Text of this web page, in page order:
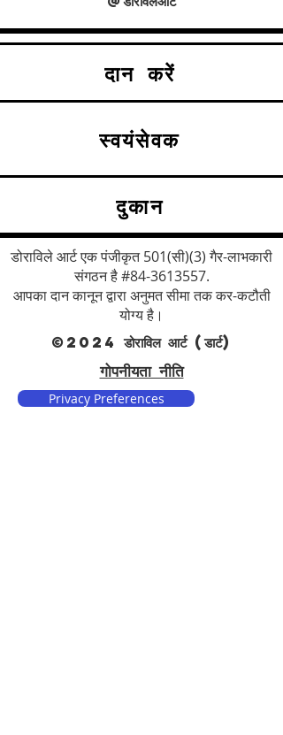
दान करें
स्वयंसेवक
दुकान
डोराविले आर्ट एक पंजीकृत 501(सी)(3) गैर-लाभकारी
संगठन है #84-3613557.
आपका दान कानून द्वारा अनुमत सीमा तक कर-कटौती
योग्य है।
©2024 डोराविल आर्ट (डार्ट)
गोपनीयता नीति
Privacy Preferences